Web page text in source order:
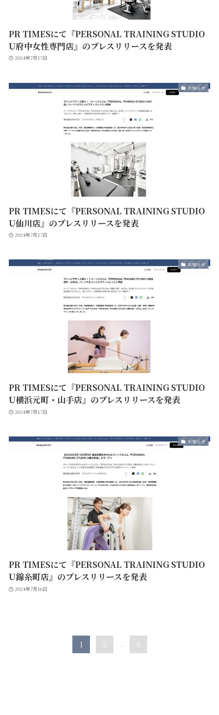
PR TIMESにて『PERSONAL TRAINING STUDIO
U府中女性専門店』のプレスリリースを発表
2024年7月17日
お知らせ
PR TIMESにて『PERSONAL TRAINING STUDIO
U仙川店』のプレスリリースを発表
2024年7月17日
お知らせ
PR TIMESにて『PERSONAL TRAINING STUDIO
U横浜元町・山手店』のプレスリリースを発表
2024年7月17日
お知らせ
PR TIMESにて『PERSONAL TRAINING STUDIO
U錦糸町店』のプレスリリースを発表
2024年7月16日
1 2 ... 5